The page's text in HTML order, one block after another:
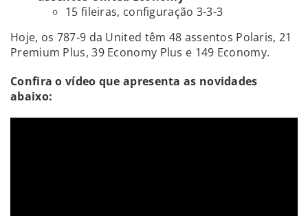
15 fileiras, configuração 3-3-3
Hoje, os 787-9 da United têm 48 assentos Polaris, 21
Premium Plus, 39 Economy Plus e 149 Economy.
Confira o vídeo que apresenta as novidades
abaixo: